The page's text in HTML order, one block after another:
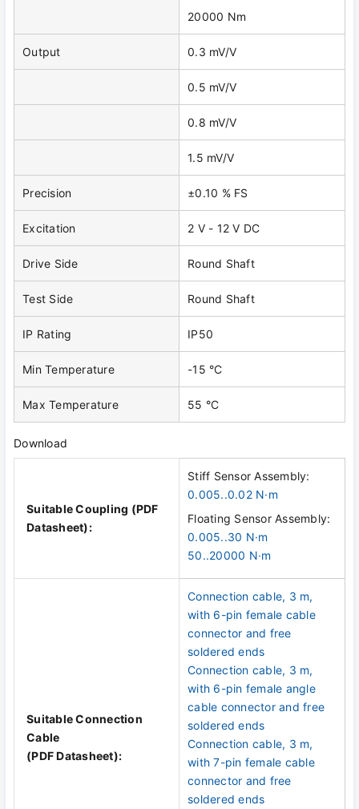
20000 Nm
Output 0.3 mV/V
0.5 mV/V
0.8 mV/V
1.5 mV/V
Precision ±0.10 % FS
Excitation 2 V - 12 V DC
Drive Side Round Shaft
Test Side Round Shaft
IP Rating IP50
Min Temperature -15 °C
Max Temperature 55 °C
Download
Suitable Coupling (PDF
Datasheet):
Stiff Sensor Assembly:
0.005..0.02 N·m
Floating Sensor Assembly:
0.005..30 N·m
50..20000 N·m
Suitable Connection
Cable
(PDF Datasheet):
Connection cable, 3 m,
with 6-pin female cable
connector and free
soldered ends
Connection cable, 3 m,
with 6-pin female angle
cable connector and free
soldered ends
Connection cable, 3 m,
with 7-pin female cable
connector and free
soldered ends